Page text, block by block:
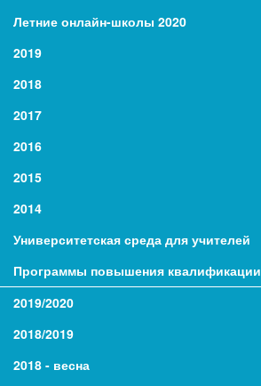
Летние онлайн-школы 2020
2019
2018
2017
2016
2015
2014
Университетская среда для учителей
Программы повышения квалификации
2019/2020
2018/2019
2018 - весна